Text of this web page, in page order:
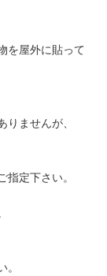
を屋外に貼って
ませんが、
定下さい。